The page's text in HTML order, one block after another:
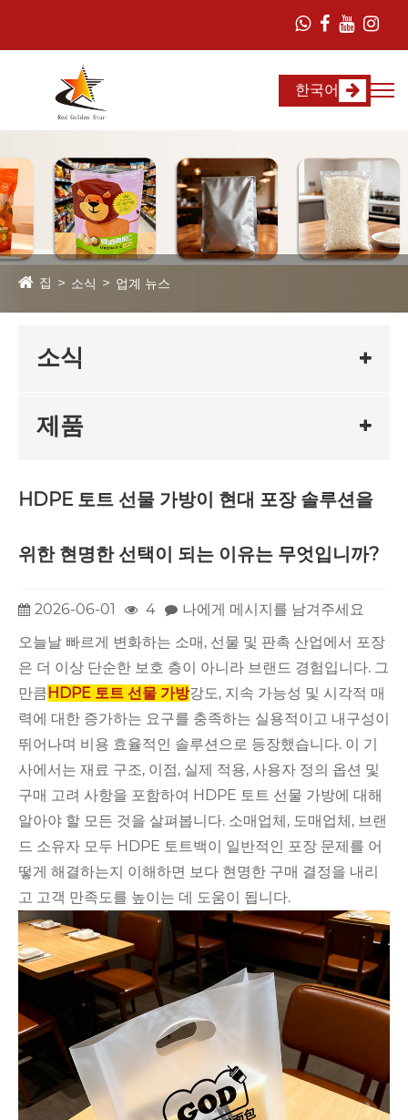
한국어
집 소식 업계 뉴스
소식
제품
HDPE 토트 선물 가방이 현대 포장 솔루션을
위한 현명한 선택이 되는 이유는 무엇입니까?
2026-06-01 4
나에게 메시지를 남겨주세요
오늘날 빠르게 변화하는 소매, 선물 및 판촉 산업에서 포장
은 더 이상 단순한 보호 층이 아니라 브랜드 경험입니다. 그
만큼 HDPE 토트 선물 가방강도, 지속 가능성 및 시각적 매
력에 대한 증가하는 요구를 충족하는 실용적이고 내구성이
뛰어나며 비용 효율적인 솔루션으로 등장했습니다. 이 기
사에서는 재료 구조, 이점, 실제 적용, 사용자 정의 옵션 및
구매 고려 사항을 포함하여 HDPE 토트 선물 가방에 대해
알아야 할 모든 것을 살펴봅니다. 소매업체, 도매업체, 브랜
드 소유자 모두 HDPE 토트백이 일반적인 포장 문제를 어
떻게 해결하는지 이해하면 보다 현명한 구매 결정을 내리
고 고객 만족도를 높이는 데 도움이 됩니다.